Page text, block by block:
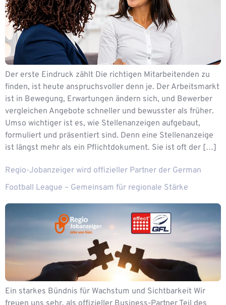
Der erste Eindruck zählt Die richtigen Mitarbeitenden zu
finden, ist heute anspruchsvoller denn je. Der Arbeitsmarkt
ist in Bewegung, Erwartungen ändern sich, und Bewerber
vergleichen Angebote schneller und bewusster als früher.
Umso wichtiger ist es, wie Stellenanzeigen aufgebaut,
formuliert und präsentiert sind. Denn eine Stellenanzeige
ist längst mehr als ein Pflichtdokument. Sie ist oft der […]
Regio-Jobanzeiger wird offizieller Partner der German
Football League – Gemeinsam für regionale Stärke
Ein starkes Bündnis für Wachstum und Sichtbarkeit Wir